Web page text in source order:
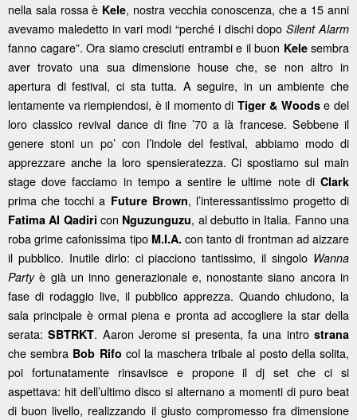
nella sala rossa è Kele, nostra vecchia conoscenza, che a 15 anni
avevamo maledetto in vari modi “perché i dischi dopoSilent Alarm
fanno cagare”. Ora siamo cresciuti entrambi e il buon Kelesembra
aver trovato una sua dimensione house che, se non altro in
apertura di festival, ci sta tutta. A seguire, in un ambiente che
lentamente va riempiendosi, è il momento di Tiger & Woodse del
loro classico revival dance di fine ’70 a là francese. Sebbene il
genere stoni un po’ con l’indole del festival, abbiamo modo di
apprezzare anche la loro spensieratezza. Ci spostiamo sul main
stage dove facciamo in tempo a sentire le ultime note di Clark
prima che tocchi a Future Brown, l’interessantissimo progetto di
Fatima Al Qadiri con Nguzunguzu, al debutto in Italia. Fanno una
roba grime cafonissima tipo M.I.A. con tanto di frontman ad aizzare
il pubblico. Inutile dirlo: ci piacciono tantissimo, il singolo Wanna
Partyè già un inno generazionale e, nonostante siano ancora in
fase di rodaggio live, il pubblico apprezza. Quando chiudono, la
sala principale è ormai piena e pronta ad accogliere la star della
serata:SBTRKT. Aaron Jerome si presenta, fa una introstrana
che sembra Bob Rifocol la maschera tribale al posto della solita,
poi fortunatamente rinsavisce e propone il dj set che ci si
aspettava: hit dell’ultimo disco si alternano a momenti di puro beat
di buon livello, realizzando il giusto compromesso fra dimensione